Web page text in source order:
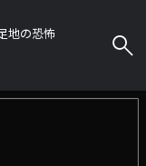
地の恐怖